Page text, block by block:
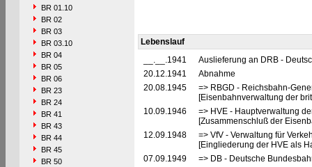
BR 01.10
BR 02
BR 03
BR 03.10
BR 04
BR 05
BR 06
BR 23
BR 24
BR 41
BR 43
BR 44
BR 45
BR 50
Lebenslauf
__.__.1941
Auslieferung an DRB -
20.12.1941
Abnahme
20.08.1945
=> RBGD - Reichsbahn-
[Eisenbahnverwaltung der
10.09.1946
=> HVE - Hauptverwaltung
[Zusammenschluß der
12.09.1948
=> VfV - Verwaltung für
[Eingliederung der HVE als
07.09.1949
=> DB - Deutsche